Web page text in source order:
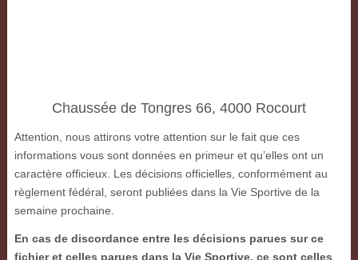
Chaussée de Tongres 66, 4000 Rocourt
Attention, nous attirons votre attention sur le fait que ces
informations vous sont données en primeur et qu’elles ont un
caractère officieux. Les décisions officielles, conformément au
règlement fédéral, seront publiées dans la Vie Sportive de la
semaine prochaine.
En cas de discordance entre les décisions parues sur ce
fichier et celles parues dans la Vie Sportive, ce sont celles